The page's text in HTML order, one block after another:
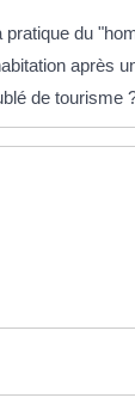
du
après
de tourisme